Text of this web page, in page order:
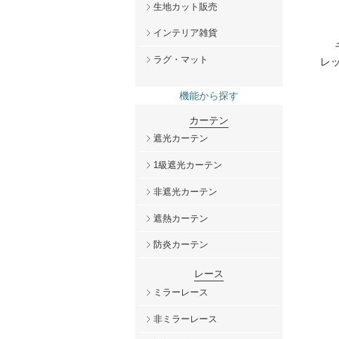
レ
生地カット販売
インテリア雑貨
ラグ・マット
機能から探す
カーテン
遮光カーテン
1級遮光カーテン
非遮光カーテン
遮熱カーテン
防炎カーテン
レース
ミラーレース
非ミラーレース